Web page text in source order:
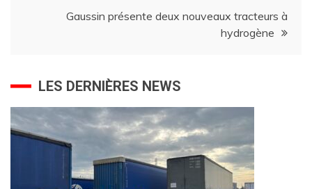
l’articleGaussin présente deux nouveaux tracteurs à
hydrogène
LES DERNIÈRES NEWS